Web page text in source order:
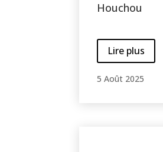
Houchou
Lire plus
5 Août 2025